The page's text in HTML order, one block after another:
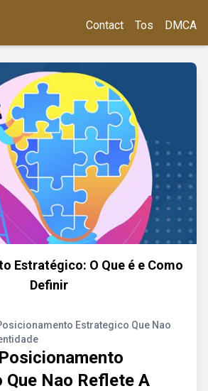
Contact Tos DMCA
Estratégico: O Que é e Como
Definir
Estrategico Que Nao
Nao Reflete A